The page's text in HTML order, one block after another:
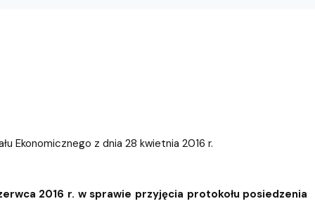
Centrum Języków Obcych UG
Ekonomicznego z dnia 28 kwietnia 2016 r.
2016 r. w sprawie przyjęcia protokołu posiedzenia